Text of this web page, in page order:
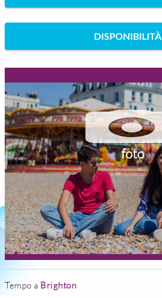
DISPONIBILITÀ
foto
Tempo a Brighton